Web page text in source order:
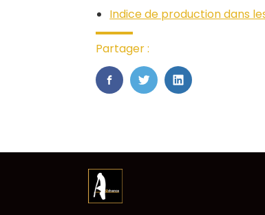
Indice de production dans
Partager :
FaceBook
TwitterLinkedIn